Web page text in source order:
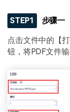
STEP1 步骤一
点击文件中的【
钮，将PDF文件